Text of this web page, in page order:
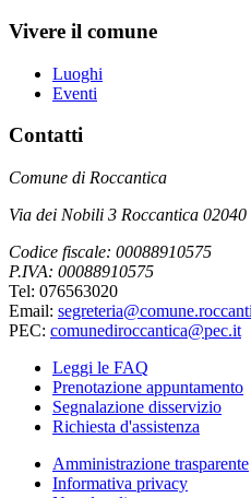
Vivere il comune
Luoghi
Eventi
Contatti
Comune di Roccantica
Via dei Nobili 3 Roccantica 02040
Codice fiscale: 00088910575
P.IVA: 00088910575
Tel: 076563020
Email:
PEC: comunediroccantica@pec.it
Leggi le FAQ
Prenotazione appuntamento
Segnalazione disservizio
Richiesta d'assistenza
Amministrazione trasparente
Informativa privacy